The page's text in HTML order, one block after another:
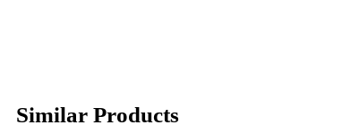
Similar Products